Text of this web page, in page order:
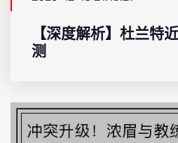
【深度解析】杜兰特
测